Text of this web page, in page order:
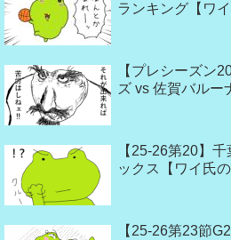
ランキング【ワ
【プレシーズン
ズ vs 佐賀バルー
【25-26第20】
ックス【ワイ氏の
【25-26第23節